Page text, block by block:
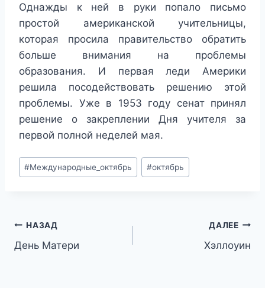
Однажды к ней в руки попало письмо
простой американской учительницы,
которая просила правительство обратить
больше внимания на проблемы
образования. И первая леди Америки
решила посодействовать решению этой
проблемы. Уже в 1953 году сенат принял
решение о закреплении Дня учителя за
первой полной неделей мая.
Метки
записи:
#Международные_октябрь #октябрь
Навигация
по
НАЗАД
День Матери
ДАЛЕЕ
Хэллоуин